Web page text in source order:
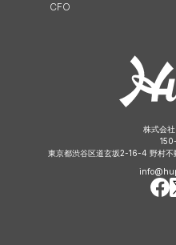
CFO
株式会
東京都渋谷区道玄坂2-16-4 野村不